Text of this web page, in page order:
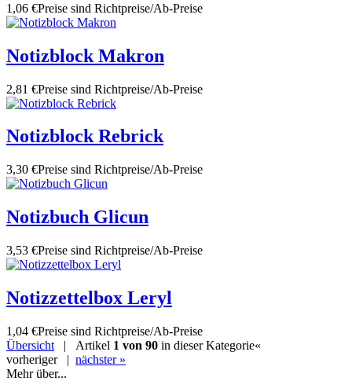
1,06 €Preise sind Richtpreise/Ab-Preise
Notizblock Makron
2,81 €Preise sind Richtpreise/Ab-Preise
Notizblock Rebrick
3,30 €Preise sind Richtpreise/Ab-Preise
Notizbuch Glicun
3,53 €Preise sind Richtpreise/Ab-Preise
Notizzettelbox Leryl
1,04 €Preise sind Richtpreise/Ab-Preise
Übersicht | Artikel 1 von 90 in dieser Kategorie«
vorheriger| nächster »
Mehr über...